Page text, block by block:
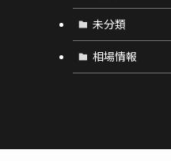
未分類
相場情報